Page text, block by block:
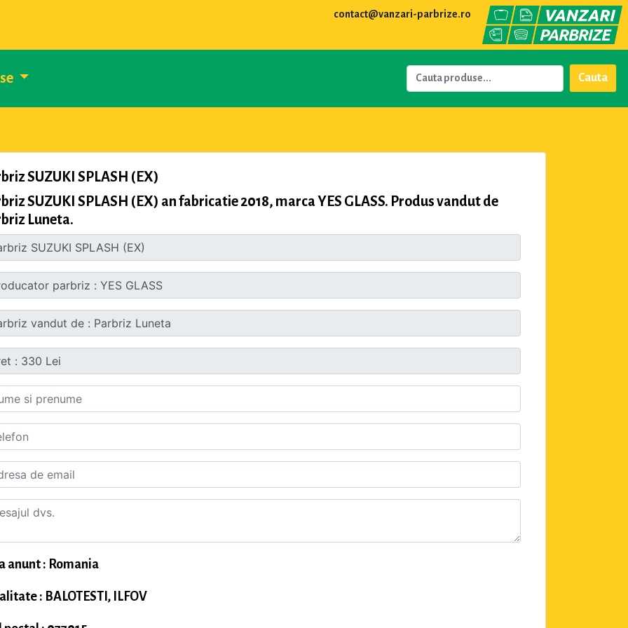
contact@vanzari-parbrize.ro
Cauta
SUZUKI SPLASH (EX)
SUZUKI SPLASH (EX) an fabricatie 2018, marca YES GLASS. Produs vandut de
Luneta.
anunt : Romania
: BALOTESTI, ILFOV